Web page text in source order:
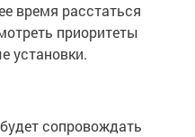
время расстаться
приоритеты
установки.
сопровождать